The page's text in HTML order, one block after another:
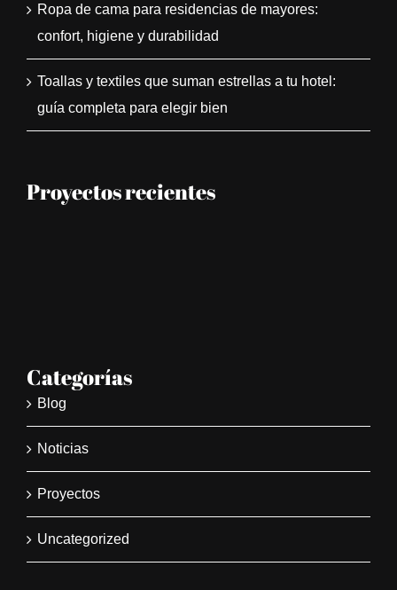
Ropa de cama para residencias de mayores:
confort, higiene y durabilidad
Toallas y textiles que suman estrellas a tu hotel:
guía completa para elegir bien
Proyectos recientes
Categorías
Blog
Noticias
Proyectos
Uncategorized